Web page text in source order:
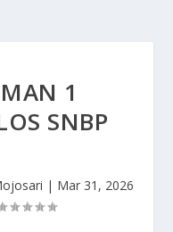
1
SNBP
| Mar 31, 2026